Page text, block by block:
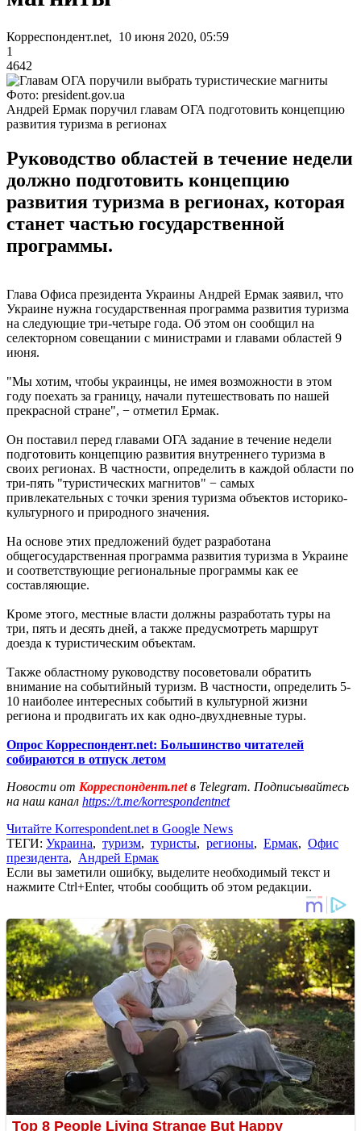
Корреспондент.net, 10 июня 2020, 05:59
1
4642
Фото: president.gov.ua
Андрей Ермак поручил главам ОГА подготовить концепцию
развития туризма в регионах
Руководство областей в течение недели
должно подготовить концепцию
развития туризма в регионах, которая
станет частью государственной
программы.
Глава Офиса президента Украины Андрей Ермак заявил, что
Украине нужна государственная программа развития туризма
на следующие три-четыре года. Об этом он сообщил на
селекторном совещании с министрами и главами областей 9
июня.
"Мы хотим, чтобы украинцы, не имея возможности в этом
году поехать за границу, начали путешествовать по нашей
прекрасной стране", − отметил Ермак.
Он поставил перед главами ОГА задание в течение недели
подготовить концепцию развития внутреннего туризма в
своих регионах. В частности, определить в каждой области по
три-пять "туристических магнитов" − самых
привлекательных с точки зрения туризма объектов историко-
культурного и природного значения.
На основе этих предложений будет разработана
общегосударственная программа развития туризма в Украине
и соответствующие региональные программы как ее
составляющие.
Кроме этого, местные власти должны разработать туры на
три, пять и десять дней, а также предусмотреть маршрут
доезда к туристическим объектам.
Также областному руководству посоветовали обратить
внимание на событийный туризм. В частности, определить 5-
10 наиболее интересных событий в культурной жизни
региона и продвигать их как одно-двухдневные туры.
Опрос Корреспондент.net: Большинство читателей
собираются в отпуск летом
Новости от Корреспондент.netв Telegram. Подписывайтесь
на наш канал https://t.me/korrespondentnet
Читайте Korrespondent.net в Google News
ТЕГИ: Украина, туризм, туристы, регионы, Ермак, Офис
президента, Андрей Ермак
Если вы заметили ошибку, выделите необходимый текст и
нажмите Ctrl+Enter, чтобы сообщить об этом редакции.